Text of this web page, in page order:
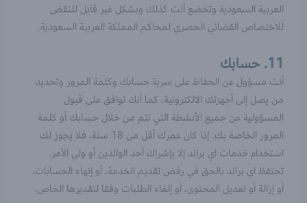
العربية السعودية وتخضع أنت كذلك وبشكل غير قابل للنقض
للاختصاص القضائي الحصري لمحاكم المملكة العربية السعودية.
11. حسابك
أنت مسؤول عن الحفاظ على سرية حسابك وكلمة المرور وتحديد
من يصل إلى أجهزتك الالكترونية، كما أنك توافق على قبول
المسؤولية عن جميع الأنشطة التي تتم من خلال حسابك أو كلمة
المرور الخاصة بك. إذا كان عمرك أقل من 18 سنة، فلا يجوز لك
استخدام خدمات اي براند إلا بإشراك أحد الوالدين أو ولي الأمر.
تحتفظ اي براند بالحق في رفض تقديم الخدمة، أو إنهاء الحسابات،
أو إزالة أو تعديل المحتوى، أو إلغاء الطلبات وفقا لتقديرها الخاص.